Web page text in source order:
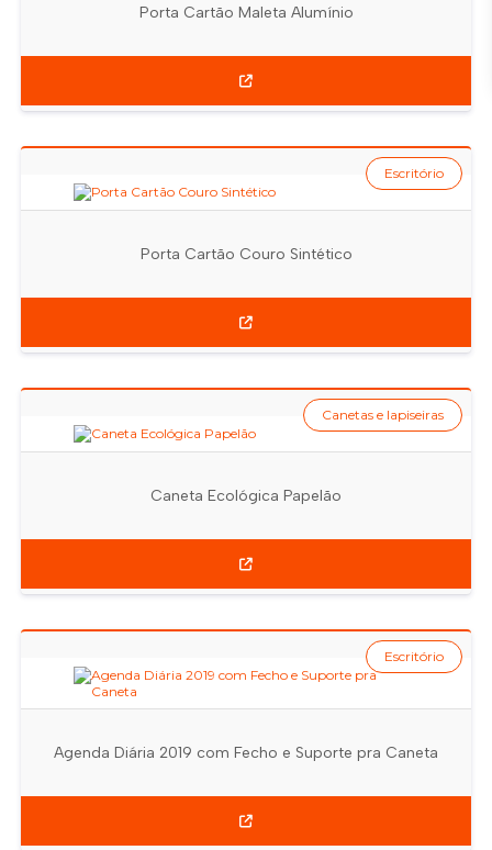
Porta Cartão Maleta Alumínio
Porta Cartão Couro Sintético
Escritório
Caneta Ecológica Papelão
Canetas e lapiseiras
Agenda Diária 2019 com Fecho e Suporte pra Caneta
Escritório